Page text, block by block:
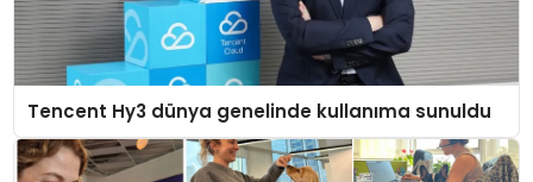
Tencent Hy3 dünya genelinde kullanıma sunuldu